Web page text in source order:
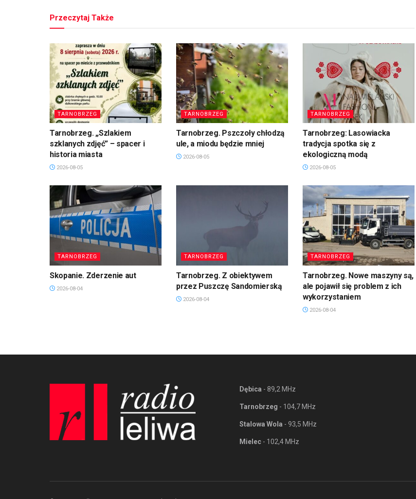
Przeczytaj Także
TARNOBRZEG
Tarnobrzeg. „Szlakiem
szklanych zdjęć” – spacer i
historia miasta
2026-08-05
TARNOBRZEG
Tarnobrzeg. Pszczoły chłodzą
ule, a miodu będzie mniej
2026-08-05
TARNOBRZEG
Tarnobrzeg: Lasowiacka
tradycja spotka się z
ekologiczną modą
2026-08-05
TARNOBRZEG
Skopanie. Zderzenie aut
2026-08-04
TARNOBRZEG
Tarnobrzeg. Z obiektywem
przez Puszczę Sandomierską
2026-08-04
TARNOBRZEG
Tarnobrzeg. Nowe maszyny są,
ale pojawił się problem z ich
wykorzystaniem
2026-08-04
Dębica - 89,2 MHz
Tarnobrzeg - 104,7 MHz
Stalowa Wola - 93,5 MHz
Mielec - 102,4 MHz